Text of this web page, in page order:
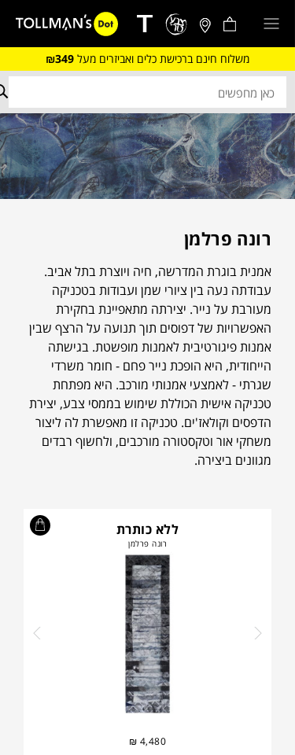
משלוח חינם ברכישת כלים ואביזרים מעל ₪349
רונה פרלמן
אמנית בוגרת המדרשה, חיה ויוצרת בתל אביב.
עבודתה נעה בין ציורי שמן ועבודות בטכניקה
מעורבת על נייר. יצירתה מתאפיינת בחקירת
האפשרויות של דפוסים תוך תנועה על הרצף שבין
אמנות פיגורטיבית לאמנות מופשטת. בגישתה
הייחודית, היא הופכת נייר פחם - חומר משרדי
שגרתי - לאמצעי אמנותי מורכב. היא מפתחת
טכניקה אישית הכוללת שימוש בממסי צבע, יצירת
הדפסים וקולאז'ים. טכניקה זו מאפשרת לה ליצור
משחקי אור וטקסטורה מורכבים, ולחשוף רבדים
מגוונים ביצירה.
ללא כותרת
רונה פרלמן
₪ 4,480